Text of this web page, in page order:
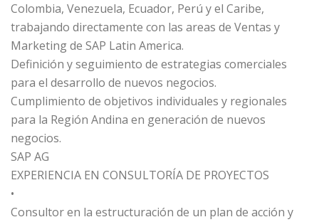
Colombia, Venezuela, Ecuador, Perú y el Caribe,
trabajando directamente con las areas de Ventas y
Marketing de SAP Latin America.
Definición y seguimiento de estrategias comerciales
para el desarrollo de nuevos negocios.
Cumplimiento de objetivos individuales y regionales
para la Región Andina en generación de nuevos
negocios.
SAP AG
EXPERIENCIA EN CONSULTORÍA DE PROYECTOS
•
Consultor en la estructuración de un plan de acción y